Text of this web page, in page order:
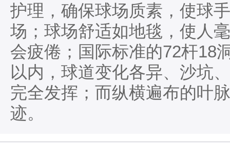
护理，确保球场质素，使球
场；球场舒适如地毯，使人
会疲倦；国际标准的72杆18
以内，球道变化各异、沙坑
完全发挥；而纵横遍布的叶
迹。